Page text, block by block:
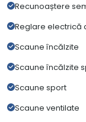
Recunoaștere
Reglare electrică
Scaune încălzite
Scaune încălzite
Scaune sport
Scaune ventilate